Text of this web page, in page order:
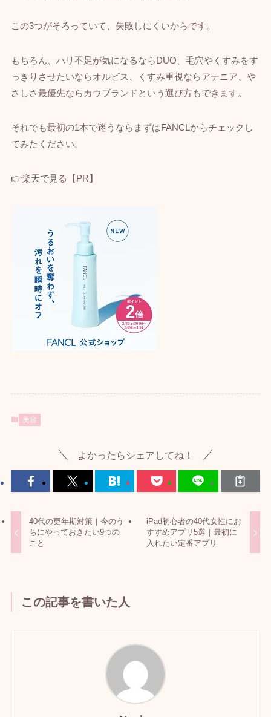
この3つがそろっていて、失敗しにくいからです。
もちろん、ハリ不足が気になるならDUO、毛穴やくすみをす
っきりさせたいならオルビス、くすみ重視ならアテニア、や
さしさ最優先ならカウブランドという選び方もできます。
それでも最初の1本で迷うならまずはFANCLからチェックし
てみたください。
👉楽天で見る【PR】
美容
よかったらシェアしてね！
40代の更年期対策｜今のう
ちにやっておきたい9つの
こと
iPad初心者の40代女性にお
すすめアプリ5選｜最初に
入れたい定番アプリ
この記事を書いた人